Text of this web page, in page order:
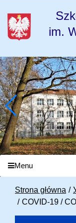
im.
Menu
Strona główna
COVID-19 /